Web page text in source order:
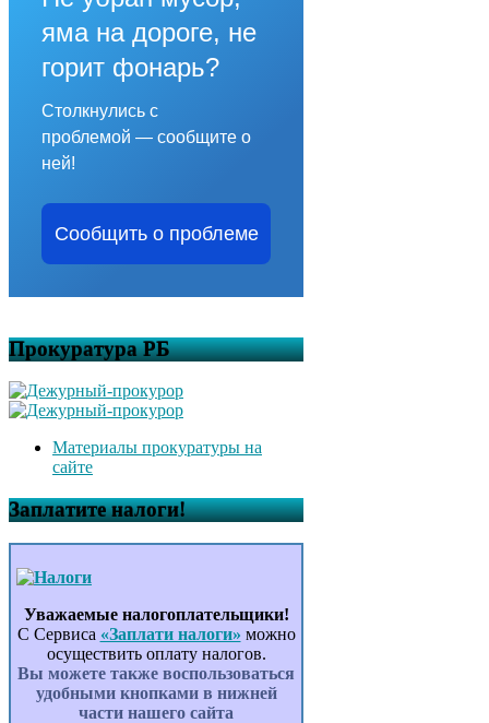
яма на дороге, не
горит фонарь?
Столкнулись с
проблемой — сообщите о
ней!
Сообщить о проблеме
Прокуратура РБ
Материалы прокуратуры на
сайте
Заплатите налоги!
Уважаемые налогоплательщики!
С Сервиса «Заплати налоги» можно
осуществить оплату налогов.
Вы можете также воспользоваться
удобными кнопками в нижней
части нашего сайта